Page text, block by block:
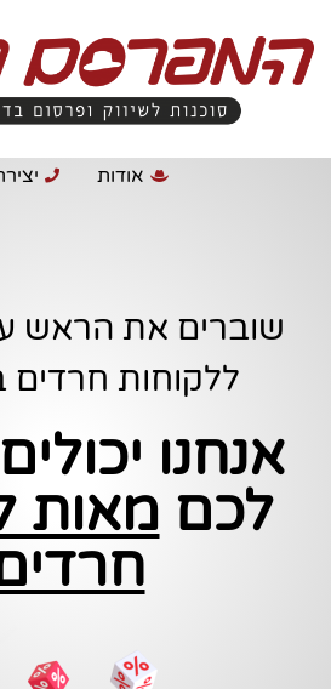
אודות
שוברים את הראש
ללקוחות חרדים
אנחנו
לכם מאות
חרדים